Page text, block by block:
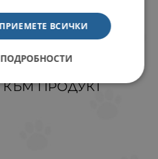
ПРОДУКТ
ПРИЕМЕТЕ ВСИЧКИ